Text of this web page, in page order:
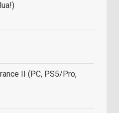
II (PC, PS5/Pro,